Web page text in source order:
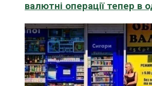
валютні операції тепер в